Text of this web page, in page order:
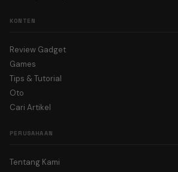
KONTEN
Review Gadget
Games
Tips & Tutorial
Oto
Cari Artikel
PERUSAHAAN
Tentang Kami